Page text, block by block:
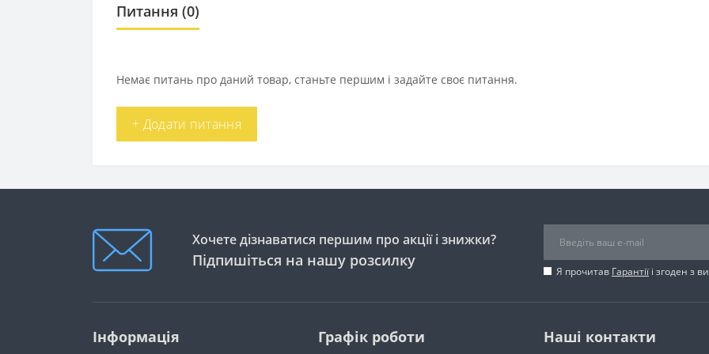
Питання (0)
Немає питань про даний товар, станьте першим і задайте своє питання.
+ Додати питання
Хочете дізнаватися першим про акції і знижки?
Підпишіться на нашу розсилку
Я прочитав Гарантії і згоден з
Інформація Графік роботи Наші контакти